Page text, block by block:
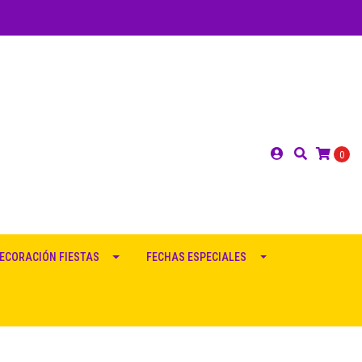
0
FIESTAS FECHAS ESPECIALES